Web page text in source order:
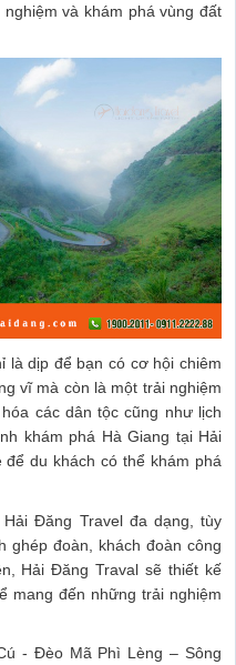
và khám phá vùng đất
là dịp để bạn có cơ hội chiêm
vĩ mà còn là một trải nghiệm
các dân tộc cũng như lịch
khám phá Hà Giang tại Hải
du khách có thể khám phá
Đăng Travel đa dạng, tùy
ghép đoàn, khách đoàn công
Hải Đăng Traval sẽ thiết kế
mang đến những trải nghiệm
- Đèo Mã Phì Lèng – Sông